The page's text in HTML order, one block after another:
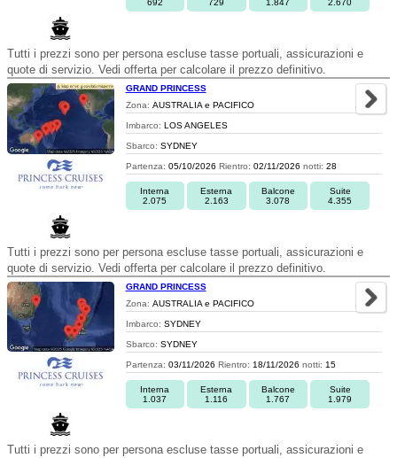
692 729 1.847 2.670
Tutti i prezzi sono per persona escluse tasse portuali, assicurazioni e
quote di servizio. Vedi offerta per calcolare il prezzo definitivo.
GRAND PRINCESS
Zona: AUSTRALIA e PACIFICO
Imbarco: LOS ANGELES
Sbarco: SYDNEY
Partenza: 05/10/2026 Rientro: 02/11/2026 notti: 28
Interna
2.075
Esterna
2.163
Balcone
3.078
Suite
4.355
Tutti i prezzi sono per persona escluse tasse portuali, assicurazioni e
quote di servizio. Vedi offerta per calcolare il prezzo definitivo.
GRAND PRINCESS
Zona: AUSTRALIA e PACIFICO
Imbarco: SYDNEY
Sbarco: SYDNEY
Partenza: 03/11/2026 Rientro: 18/11/2026 notti: 15
Interna
1.037
Esterna
1.116
Balcone
1.767
Suite
1.979
Tutti i prezzi sono per persona escluse tasse portuali, assicurazioni e